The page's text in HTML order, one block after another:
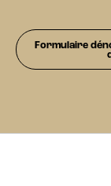
Formulaire